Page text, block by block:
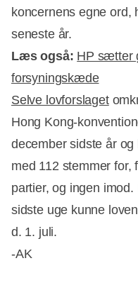
koncernens egne ord,
seneste år.
Læs også: HP sætter
forsyningskæde
Selve lovforslaget
Hong Kong-
december sidste år
med 112 stemmer for,
partier, og ingen
sidste uge kunne
d. 1. juli.
-AK